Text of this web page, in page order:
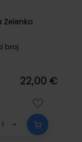
Zelenko
broj
22,00 €